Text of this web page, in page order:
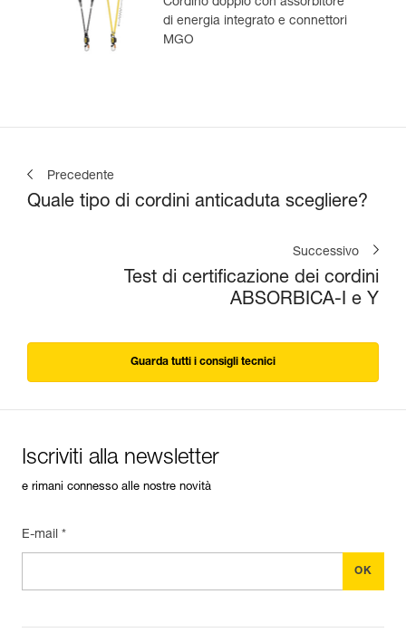
Cordino doppio con assorbitore
di energia integrato e connettori
MGO
Precedente
Quale tipo di cordini anticaduta scegliere?
Successivo
Test di certificazione dei cordini
ABSORBICA-I e Y
Guarda tutti i consigli tecnici
Iscriviti alla newsletter
e rimani connesso alle nostre novità
E-mail *